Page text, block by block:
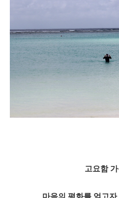
고요함
마음의 평화를 얻고